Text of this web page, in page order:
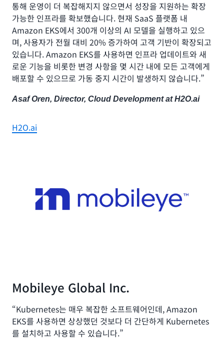
통해 운영이 더 복잡해지지 않으면서 성장을 지원하는 확장
가능한 인프라를 확보했습니다. 현재 SaaS 플랫폼 내
Amazon EKS에서 300개 이상의 AI 모델을 실행하고 있으
며, 사용자가 전월 대비 20% 증가하여 고객 기반이 확장되고
있습니다. Amazon EKS를 사용하면 인프라 업데이트와 새
로운 기능을 비롯한 변경 사항을 몇 시간 내에 모든 고객에게
배포할 수 있으므로 가동 중지 시간이 발생하지 않습니다.”
Asaf Oren, Director, Cloud Development at H2O.ai
H2O.ai
Mobileye Global Inc.
“Kubernetes는 매우 복잡한 소프트웨어인데, Amazon
EKS를 사용하면 상상했던 것보다 더 간단하게 Kubernetes
를 설치하고 사용할 수 있습니다.”